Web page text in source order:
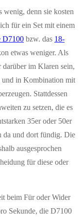
wenig, denn sie kosten
für ein Set mit einem
D7100 bzw. das 18-
etwas weniger. Als
darüber im Klaren sein,
und in Kombination mit
Stattdessen
zu setzen, die es
35er oder 50er
da und dort fündig. Die
ausgesprochen
für diese oder
beim Für oder Wider
Sekunde, die D7100